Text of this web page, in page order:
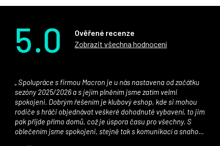
5.0
Ověřené recenze
Zobrazit všechna hodnocení
sezóny 2025/2026 a s jejím plněním jsme zatím velmi
spokojeni. Dobrým řešením je klubový eshop, kde si mohou
rodiče s hráči objednávat veškeré dohodnuté vybavení, to jim
pak přijde přímo domů, což je úspora času pro všechny. S
oblečením jsme spokojeni, stejně tak s komunikací a snahou